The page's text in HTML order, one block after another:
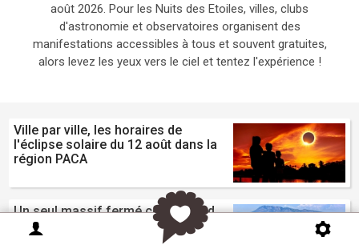
août 2026. Pour les Nuits des Etoiles, villes, clubs
d'astronomie et observatoires organisent des
manifestations accessibles à tous et souvent gratuites,
alors levez les yeux vers le ciel et tentez l'expérience !
Ville par ville, les horaires de
l'éclipse solaire du 12 août dans la
région PACA
Un seul massif fermé ce weekend
dans la région : le Haut Var